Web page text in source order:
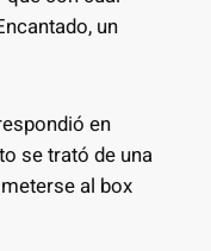
un
en
se trató de una
al box